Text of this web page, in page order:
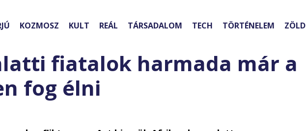
KOZMOSZ KULT REÁL TÁRSADALOM TECH TÖRTÉNELEM ZÖLD
fiatalok harmada már a
fog élni